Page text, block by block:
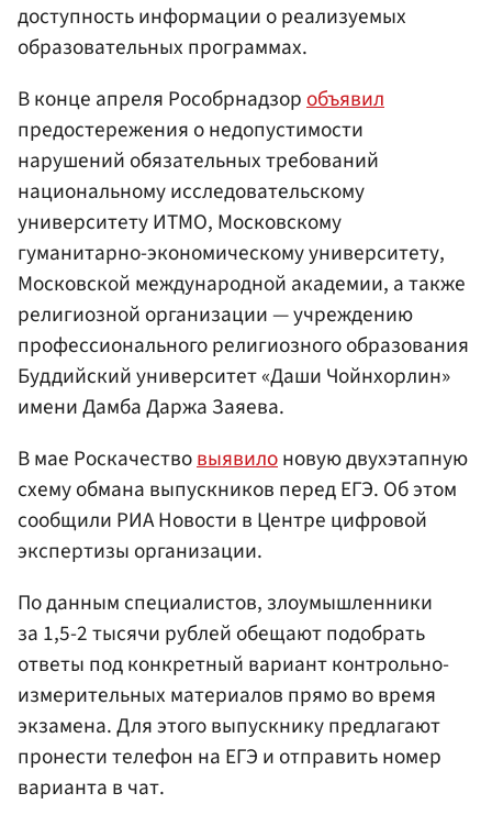
доступность информации о реализуемых
образовательных программах.
В конце апреля Рособрнадзоробъявил
предостережения о недопустимости
нарушений обязательных требований
национальному исследовательскому
университету ИТМО, Московскому
гуманитарно-экономическому университету,
Московской международной академии, а также
религиозной организации — учреждению
профессионального религиозного образования
Буддийский университет «Даши Чойнхорлин»
имени Дамба Даржа Заяева.
В мае Роскачествовыявилоновую двухэтапную
схему обмана выпускников перед ЕГЭ. Об этом
сообщили РИА Новости в Центре цифровой
экспертизы организации.
По данным специалистов, злоумышленники
за 1,5-2 тысячи рублей обещают подобрать
ответы под конкретный вариант контрольно-
измерительных материалов прямо во время
экзамена. Для этого выпускнику предлагают
пронести телефон на ЕГЭ и отправить номер
варианта в чат.